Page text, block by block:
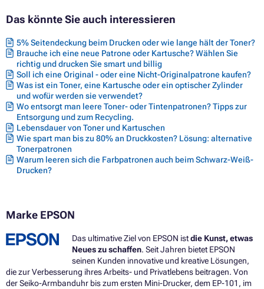
Das könnte Sie auch interessieren
5% Seitendeckung beim Drucken oder wie lange hält der Toner?
Brauche ich eine neue Patrone oder Kartusche? Wählen Sie
richtig und drucken Sie smart und billig
Soll ich eine Original - oder eine Nicht-Originalpatrone kaufen?
Was ist ein Toner, eine Kartusche oder ein optischer Zylinder
und wofür werden sie verwendet?
Wo entsorgt man leere Toner- oder Tintenpatronen? Tipps zur
Entsorgung und zum Recycling.
Lebensdauer von Toner und Kartuschen
Wie spart man bis zu 80% an Druckkosten? Lösung: alternative
Tonerpatronen
Warum leeren sich die Farbpatronen auch beim Schwarz-Weiß-
Drucken?
Marke EPSON
Das ultimative Ziel von EPSON istdie Kunst, etwas
Neues zu schaffen. Seit Jahren bietet EPSON
seinen Kunden innovative und kreative Lösungen,
die zur Verbesserung ihres Arbeits- und Privatlebens beitragen. Von
der Seiko-Armbanduhr bis zum ersten Mini-Drucker, dem EP-101, im